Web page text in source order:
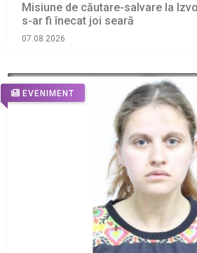
Misiune de căutare-salvare la
s-ar fi înecat joi seară
07.08.2026
EVENIMENT